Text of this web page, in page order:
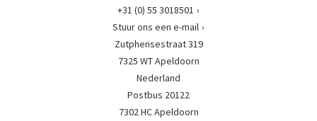
+31 (0) 55 3018501
Stuur ons een e-mail
Zutphensestraat 319
7325 WT Apeldoorn
Nederland
Postbus 20122
7302 HC Apeldoorn